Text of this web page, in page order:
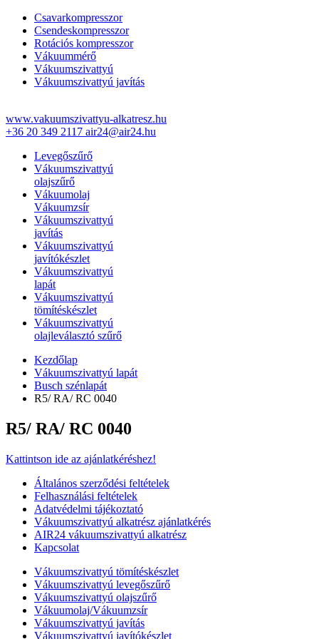
Csavarkompresszor
Csendeskompresszor
Rotációs kompresszor
Vákuummérő
Vákuumszivattyú
Vákuumszivattyú javítás
www.vakuumszivattyu-alkatresz.hu
+36 20 349 2117 air24@air24.hu
Levegőszűrő
Vákuumszivattyú
olajszűrő
Vákuumolaj
Vákuumzsír
Vákuumszivattyú
javítás
Vákuumszivattyú
javítókészlet
Vákuumszivattyú
lapát
Vákuumszivattyú
tömítéskészlet
Vákuumszivattyú
olajleválasztó szűrő
Kezdőlap
Vákuumszivattyú lapát
Busch szénlapát
R5/ RA/ RC 0040
R5/ RA/ RC 0040
Kattintson ide az ajánlatkéréshez!
Általános szerződési feltételek
Felhasználási feltételek
Adatvédelmi tájékoztató
Vákuumszivattyú alkatrész ajánlatkérés
AIR24 vákuumszivattyú alkatrész
Kapcsolat
Vákuumszivattyú tömítéskészlet
Vákuumszivattyú levegőszűrő
Vákuumszivattyú olajszűrő
Vákuumolaj/Vákuumzsír
Vákuumszivattyú javítás
Vákuumszivattyú javítókészlet